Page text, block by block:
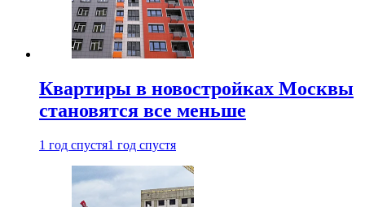
Квартиры в новостройках Москвы
становятся все меньше
1 год спустя1 год спустя